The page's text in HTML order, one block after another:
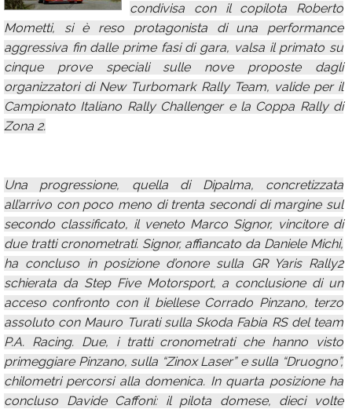
Calendario
Annunci
condivisa con il copilota Roberto
Mometti, si è reso protagonista di una performance
aggressiva fin dalle prime fasi di gara, valsa il primato su
cinque prove speciali sulle nove proposte dagli
organizzatori di New Turbomark Rally Team, valide per il
Campionato Italiano Rally Challenger e la Coppa Rally di
Zona 2.
Una progressione, quella di Dipalma, concretizzata
all’arrivo con poco meno di trenta secondi di margine sul
secondo classificato, il veneto Marco Signor, vincitore di
due tratti cronometrati. Signor, affiancato da Daniele Michi,
ha concluso in posizione d’onore sulla GR Yaris Rally2
schierata da Step Five Motorsport, a conclusione di un
acceso confronto con il biellese Corrado Pinzano, terzo
assoluto con Mauro Turati sulla Skoda Fabia RS del team
P.A. Racing. Due, i tratti cronometrati che hanno visto
primeggiare Pinzano, sulla “Zinox Laser” e sulla “Druogno”,
chilometri percorsi alla domenica. In quarta posizione ha
concluso Davide Caffoni: il pilota domese, dieci volte